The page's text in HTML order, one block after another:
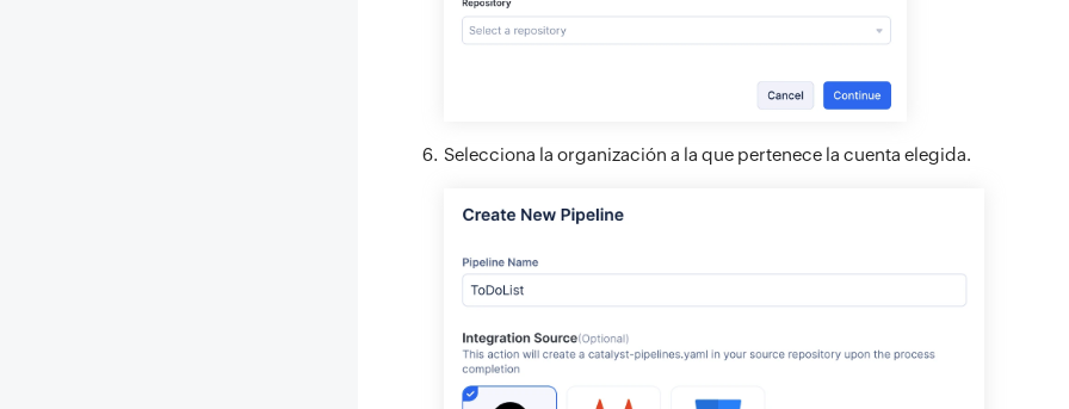
Selecciona la organización a la que pertenece la cuenta elegida.